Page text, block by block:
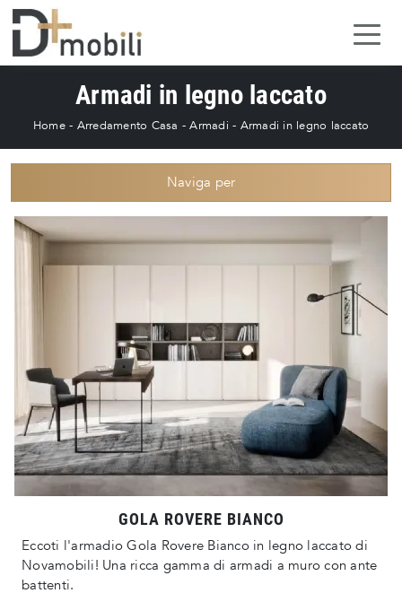
Armadi in legno laccato
Home- Arredamento Casa -Armadi - Armadi in legno laccato
Naviga per
GOLA ROVERE BIANCO
Eccoti l'armadio Gola Rovere Bianco in legno laccato di
Novamobili! Una ricca gamma di armadi a muro con ante
battenti.